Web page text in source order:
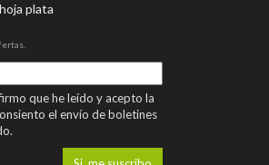
plata
que he leído y acepto la
el envío de boletines